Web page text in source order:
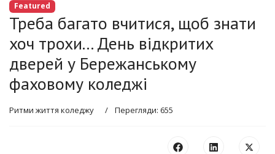
Featured
Треба багато вчитися, щоб знати
хоч трохи... День відкритих
дверей у Бережанському
фаховому коледжі
Ритми життя коледжу Перегляди: 655